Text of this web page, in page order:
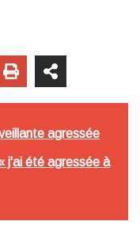
agressée
j'ai été agressée à